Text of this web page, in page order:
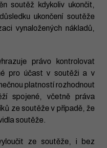
soutěž kdykoliv ukončit,
ukončení soutěže
vynaložených nákladů,
právo kontrolovat
pro účast v soutěži a v
platností rozhodnout
spojené, včetně práva
ze soutěže v případě, že
soutěže.
ze soutěže, i bez